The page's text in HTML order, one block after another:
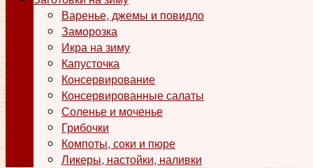
Варенье, джемы и повидло
Заморозка
Икра на зиму
Капусточка
Консервирование
Консервированные салаты
Соленье и моченье
Грибочки
Компоты, соки и пюре
Ликеры, настойки, наливки